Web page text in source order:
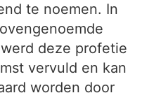
te noemen. In
deze profetie
vervuld en kan
worden door